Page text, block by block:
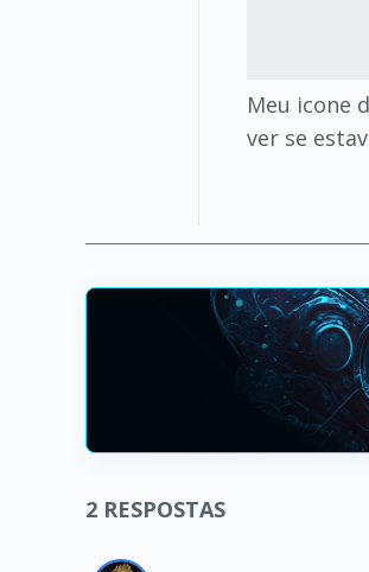
Meu icone
ver se
2 RESPOSTAS